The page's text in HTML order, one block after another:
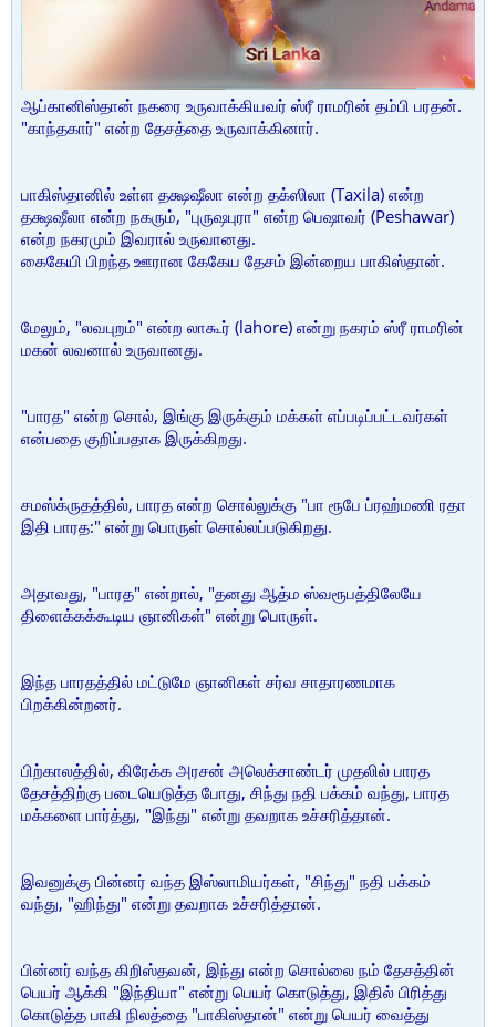
ஆப்கானிஸ்தான் நகரை உருவாக்கியவர் ஸ்ரீ ராமரின் தம்பி பரதன்.
"காந்தகார்" என்ற தேசத்தை உருவாக்கினார்.
பாகிஸ்தானில் உள்ள தக்ஷஷீலா என்ற தக்ஸிலா (Taxila) என்ற
தக்ஷஷீலா என்ற நகரும், "புருஷபுரா" என்ற பெஷாவர் (Peshawar)
என்ற நகரமும் இவரால் உருவானது.
கைகேயி பிறந்த ஊரான கேகேய தேசம் இன்றைய பாகிஸ்தான்.
மேலும், "லவபுறம்" என்ற லாகூர் (lahore) என்று நகரம் ஸ்ரீ ராமரின்
மகன் லவனால் உருவானது.
"பாரத" என்ற சொல், இங்கு இருக்கும் மக்கள் எப்படிப்பட்டவர்கள்
என்பதை குறிப்பதாக இருக்கிறது.
சமஸ்க்ருதத்தில், பாரத என்ற சொல்லுக்கு "பா ரூபே ப்ரஹ்மணி ரதா
இதி பாரத:" என்று பொருள் சொல்லப்படுகிறது.
அதாவது, "பாரத" என்றால், "தனது ஆத்ம ஸ்வரூபத்திலேயே
திளைக்கக்கூடிய ஞானிகள்" என்று பொருள்.
இந்த பாரதத்தில் மட்டுமே ஞானிகள் சர்வ சாதாரணமாக
பிறக்கின்றனர்.
பிற்காலத்தில், கிரேக்க அரசன் அலெக்சாண்டர் முதலில் பாரத
தேசத்திற்கு படையெடுத்த போது, சிந்து நதி பக்கம் வந்து, பாரத
மக்களை பார்த்து, "இந்து" என்று தவறாக உச்சரித்தான்.
இவனுக்கு பின்னர் வந்த இஸ்லாமியர்கள், "சிந்து" நதி பக்கம்
வந்து, "ஹிந்து" என்று தவறாக உச்சரித்தான்.
பின்னர் வந்த கிறிஸ்தவன், இந்து என்ற சொல்லை நம் தேசத்தின்
பெயர் ஆக்கி "இந்தியா" என்று பெயர் கொடுத்து, இதில் பிரித்து
கொடுத்த பாகி நிலத்தை "பாகிஸ்தான்" என்று பெயர் வைத்து